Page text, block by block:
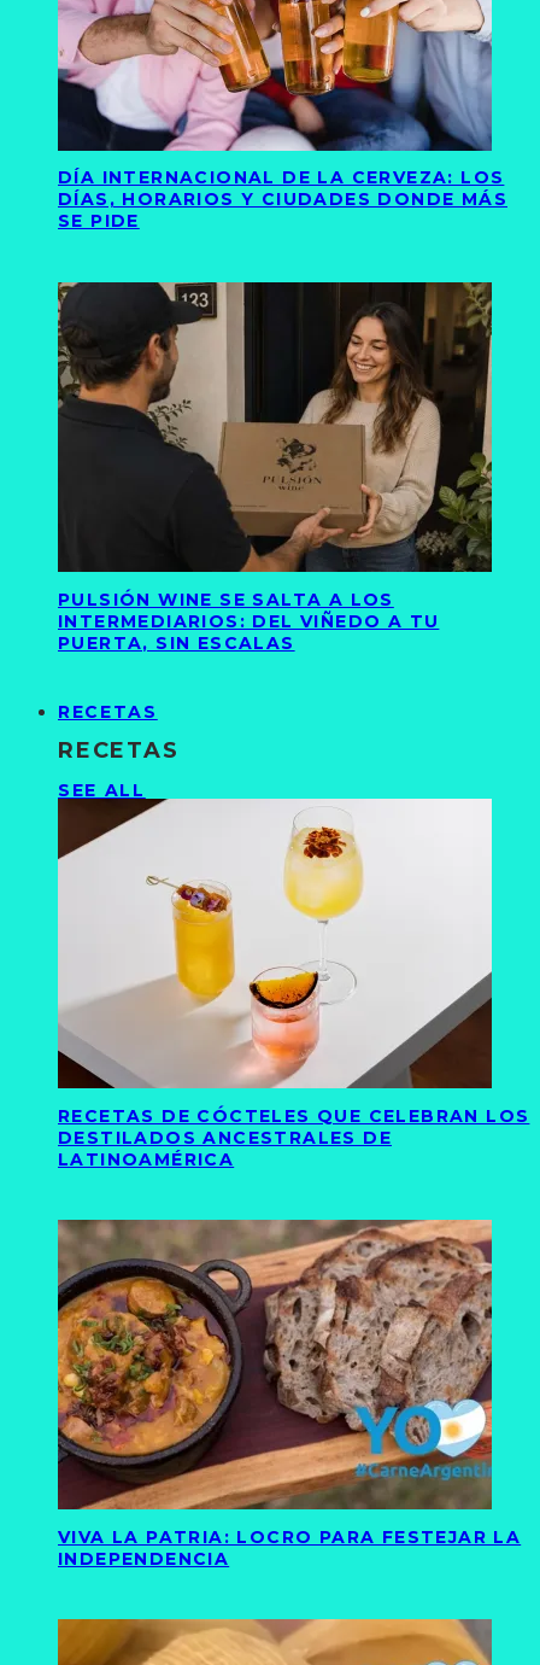
DÍA INTERNACIONAL DE LA CERVEZA: LOS
DÍAS, HORARIOS Y CIUDADES DONDE MÁS
SE PIDE
PULSIÓN WINE SE SALTA A LOS
INTERMEDIARIOS: DEL VIÑEDO A TU
PUERTA, SIN ESCALAS
RECETAS
RECETAS
SEE ALL
RECETAS DE CÓCTELES QUE CELEBRAN LOS
DESTILADOS ANCESTRALES DE
LATINOAMÉRICA
VIVA LA PATRIA: LOCRO PARA FESTEJAR LA
INDEPENDENCIA